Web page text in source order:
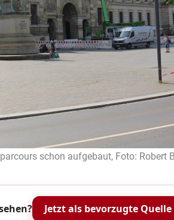
schon aufgebaut, Foto: Robert
Jetzt als bevorzugte